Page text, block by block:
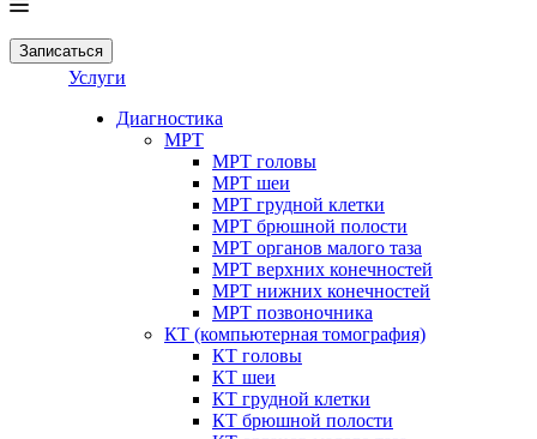
Записаться
Услуги
Диагностика
МРТ
МРТ головы
МРТ шеи
МРТ грудной клетки
МРТ брюшной полости
МРТ органов малого таза
МРТ верхних конечностей
МРТ нижних конечностей
МРТ позвоночника
КТ (компьютерная томография)
КТ головы
КТ шеи
КТ грудной клетки
КТ брюшной полости